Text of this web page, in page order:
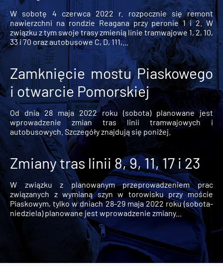
W sobotę 4 czerwca 2022 r. rozpocznie się remont
nawierzchni na rondzie Reagana przy peronie 1 i 2. W
związku z tym swoje trasy zmienią linie tramwajowe 1, 2, 10,
33 i 70 oraz autobusowe C, D, 111,...
Zamknięcie mostu Piaskowego
i otwarcie Pomorskiej
Od dnia 28 maja 2022 roku (sobota) planowane jest
wprowadzenie zmian tras linii tramwajowych i
autobusowych. Szczegóły znajdują się poniżej.
Zmiany tras linii 8, 9, 11, 17 i 23
W związku z planowanym przeprowadzeniem prac
związanych z wymianą szyn w torowisku przy moście
Piaskowym, tylko w dniach 28-29 maja 2022 roku (sobota-
niedziela) planowane jest wprowadzenie zmiany...